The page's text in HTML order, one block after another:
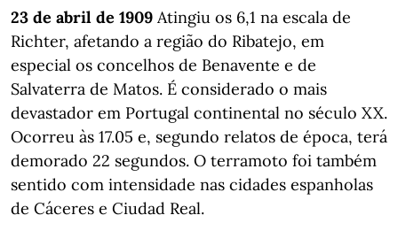
23 de abril de 1909 Atingiu os 6,1 na escala de
Richter, afetando a região do Ribatejo, em
especial os concelhos de Benavente e de
Salvaterra de Matos. É considerado o mais
devastador em Portugal continental no século XX.
Ocorreu às 17.05 e, segundo relatos de época, terá
demorado 22 segundos. O terramoto foi também
sentido com intensidade nas cidades espanholas
de Cáceres e Ciudad Real.